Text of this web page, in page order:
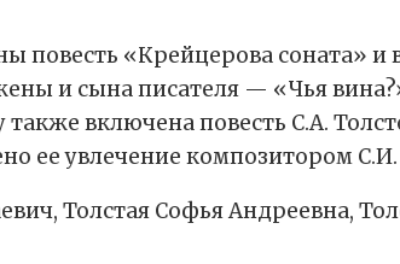
повесть «Крейцерова соната»
и сына писателя — «Чья
включена повесть С.А.
ее увлечение композитором
Толстая Софья Андреевна,